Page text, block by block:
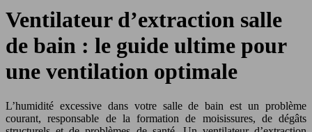
Ventilateur d’extraction salle
de bain : le guide ultime pour
une ventilation optimale
L’humidité excessive dans votre salle de bain est un problème
courant, responsable de la formation de moisissures, de dégâts